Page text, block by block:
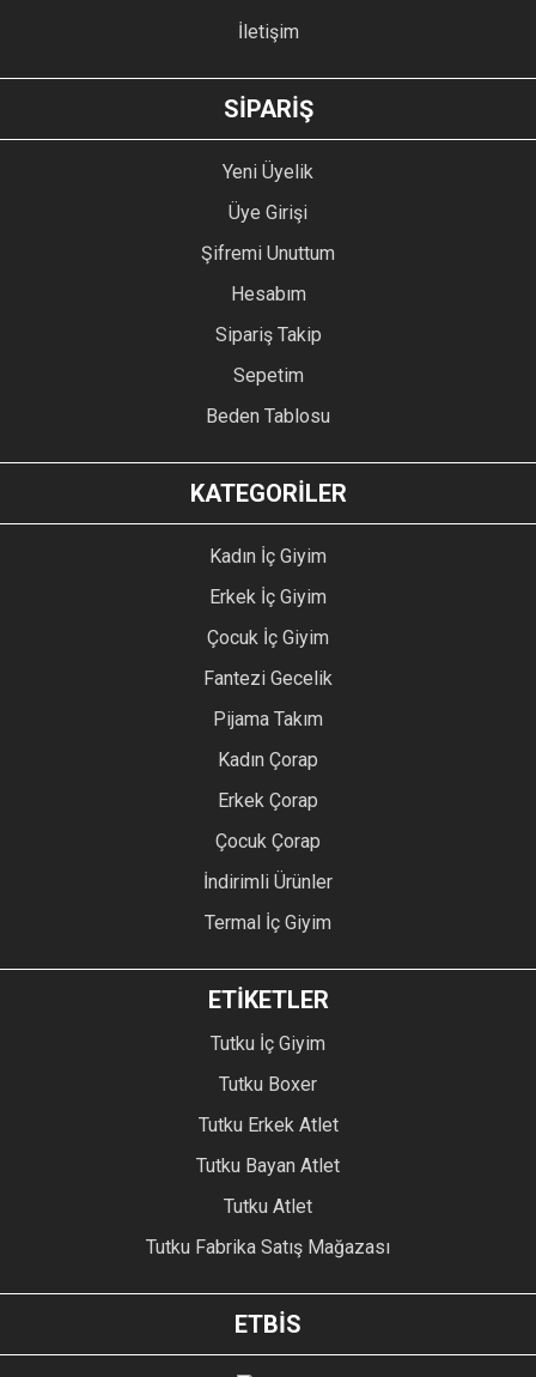
GÖNDER
İletişim
SİPARİŞ
Yeni Üyelik
Üye Girişi
Şifremi Unuttum
Hesabım
Sipariş Takip
Sepetim
Beden Tablosu
KATEGORİLER
Kadın İç Giyim
Erkek İç Giyim
Çocuk İç Giyim
Fantezi Gecelik
Pijama Takım
Kadın Çorap
Erkek Çorap
Çocuk Çorap
İndirimli Ürünler
Termal İç Giyim
ETİKETLER
Tutku İç Giyim
Tutku Boxer
Tutku Erkek Atlet
Tutku Bayan Atlet
Tutku Atlet
Tutku Fabrika Satış Mağazası
ETBİS